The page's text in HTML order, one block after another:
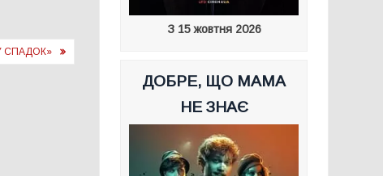
СПАДОК»
З 15 жовтня 2026
ДОБРЕ, ЩО МАМА
НЕ ЗНАЄ